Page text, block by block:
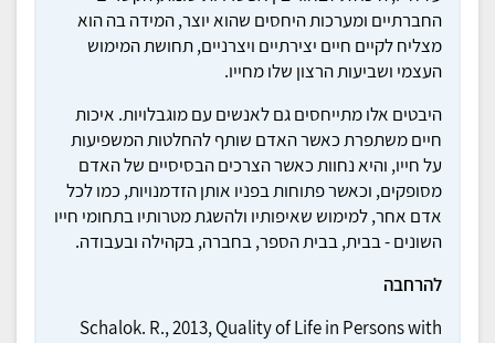
החברתיים ומערכות היחסים שהוא יוצר, המידה בה הוא
מצליח לקיים חיים יצירתיים ויצרניים, תחושת המימוש
העצמי ושביעות הרצון שלו מחייו.
היבטים אלו מתייחסים גם לאנשים עם מוגבלויות. איכות
חיים משתפרת כאשר האדם שותף להחלטות המשפיעות
על חייו, והיא נחוות כאשר הצרכים הבסיסיים של האדם
מסופקים, וכאשר פתוחות בפניו אותן הזדמנויות, כמו לכל
אדם אחר, למימוש שאיפותיו ולהשגת מטרותיו בתחומי חייו
השונים - בבית, בבית הספר, בחברה, בקהילה ובעבודה.
להרחבה
Schalok. R., 2013, Quality of Life in Persons with